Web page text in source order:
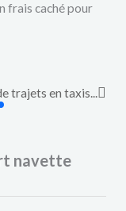
frais caché pour
trajets en taxis...
navette